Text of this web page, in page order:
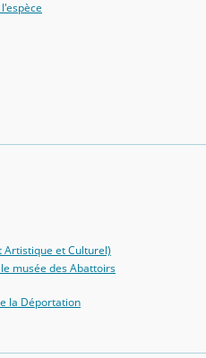
Artistique et Culturel)
musée des Abattoirs
la Déportation